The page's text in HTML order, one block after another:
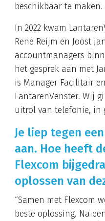
beschikbaar te maken.
In 2022 kwam
René Reijm en Joost
accountmanagers
het gesprek aan met
is Manager Facilitair
LantarenVenster. Wij
uitrol van telefonie, in
Je liep tegen
aan. Hoe heeft
Flexcom
oplossen van
“Samen met Flexcom
beste oplossing. Na